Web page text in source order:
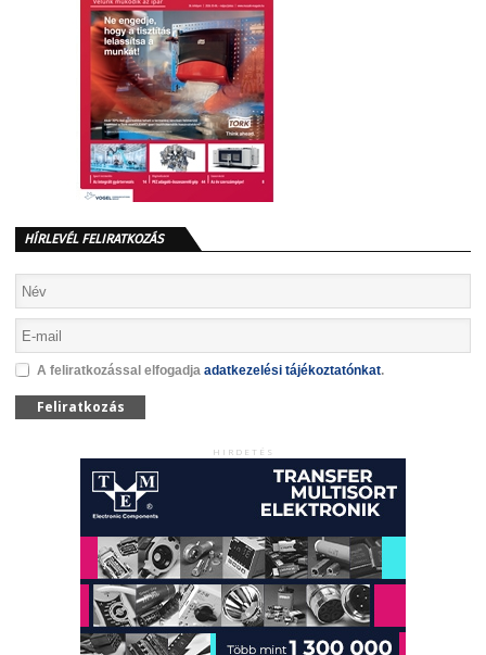
HÍRLEVÉL FELIRATKOZÁS
A feliratkozással elfogadja adatkezelési tájékoztatónkat.
Feliratkozás
HIRDETÉS